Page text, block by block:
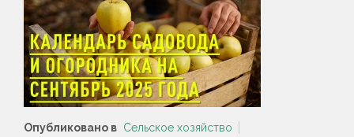
Опубликовано в Сельское хозяйство